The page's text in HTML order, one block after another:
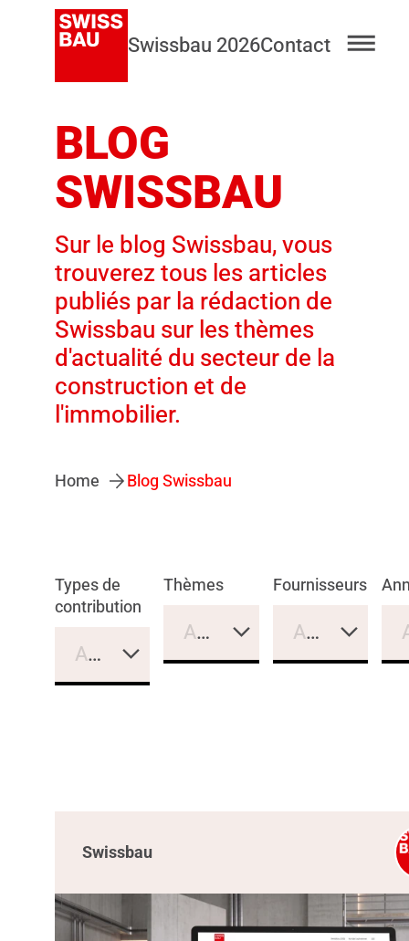
Swissbau 2026Contact
BLOG
SWISSBAU
Sur le blog Swissbau, vous
trouverez tous les articles
publiés par la rédaction de
Swissbau sur les thèmes
d'actualité du secteur de la
construction et de
l'immobilier.
Home Blog Swissbau
Types de
contribution
Aucune sélection
Thèmes
Aucune sélection
Fournisseurs
Aucune
Swissbau